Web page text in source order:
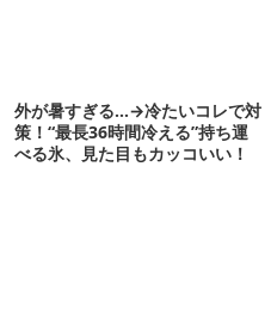
外が暑すぎる…→冷たいコレで対
策！“最長36時間冷える”持ち運
べる氷、見た目もカッコいい！